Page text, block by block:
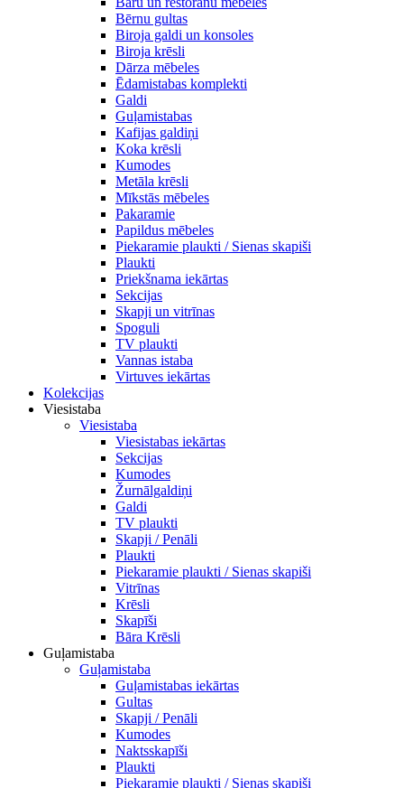
Bērnu gultas
Biroja galdi un konsoles
Biroja krēsli
Dārza mēbeles
Ēdamistabas komplekti
Galdi
Guļamistabas
Kafijas galdiņi
Koka krēsli
Kumodes
Metāla krēsli
Mīkstās mēbeles
Pakaramie
Papildus mēbeles
Piekaramie plaukti / Sienas skapiši
Plaukti
Priekšnama iekārtas
Sekcijas
Skapji un vitrīnas
Spoguli
TV plaukti
Vannas istaba
Virtuves iekārtas
Kolekcijas
Viesistaba
Viesistaba
Viesistabas iekārtas
Sekcijas
Kumodes
Žurnālgaldiņi
Galdi
TV plaukti
Skapji / Penāli
Plaukti
Piekaramie plaukti / Sienas skapiši
Vitrīnas
Krēsli
Skapīši
Bāra Krēsli
Guļamistaba
Guļamistaba
Guļamistabas iekārtas
Gultas
Skapji / Penāli
Kumodes
Naktsskapīši
Plaukti
Piekaramie plaukti / Sienas skapiši